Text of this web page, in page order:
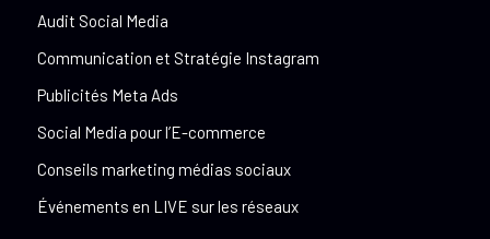
Audit Social Media
Communication et Stratégie Instagram
Publicités Meta Ads
Social Media pour l’E-commerce
Conseils marketing médias sociaux
Événements en LIVE sur les réseaux